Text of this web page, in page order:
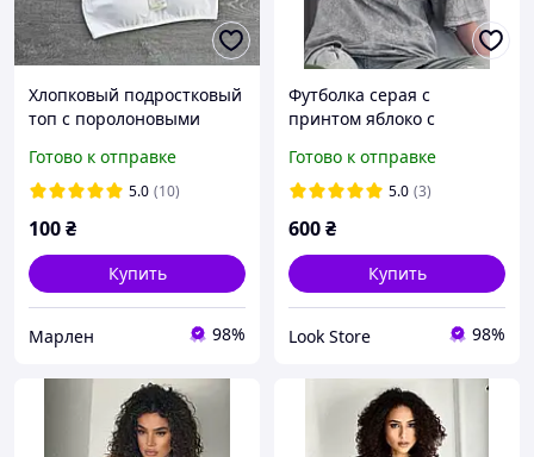
Хлопковый подростковый
топ с поролоновыми
подростковый топик
Готово к отправке
5.0 (10)
100₴
Купить
Марлен 98%
Футболка серая с
принтом яблоко с
стиль тай-дай оверсайз
Готово к отправке
5.0 (3)
600₴
Купить
Look Store 98%